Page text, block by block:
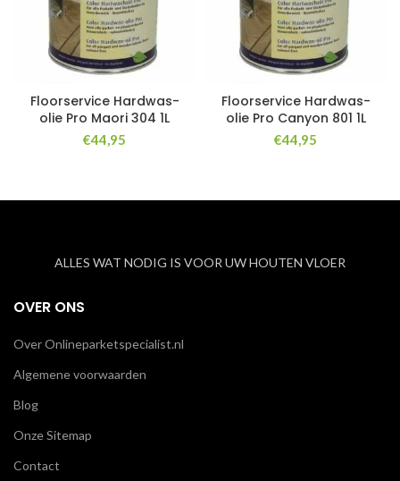
Floorservice Hardwas-
olie Pro Maori 304 1L
€44,95
Floorservice Hardwas-
olie Pro Canyon 801 1L
€44,95
ALLES WAT NODIG IS VOOR UW HOUTEN VLOER
OVER ONS
Over Onlineparketspecialist.nl
Algemene voorwaarden
Blog
Onze Sitemap
Contact